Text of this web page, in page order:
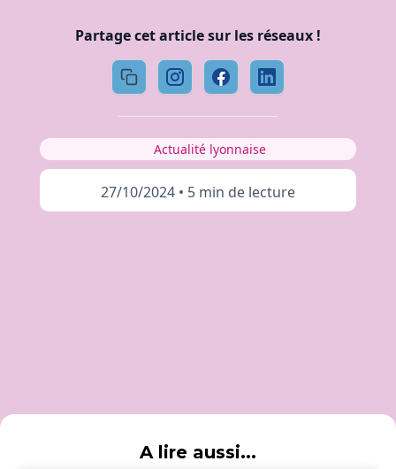
Partage cet article sur les réseaux !
Actualité lyonnaise
27/10/2024 • 5 min de lecture
A lire aussi...